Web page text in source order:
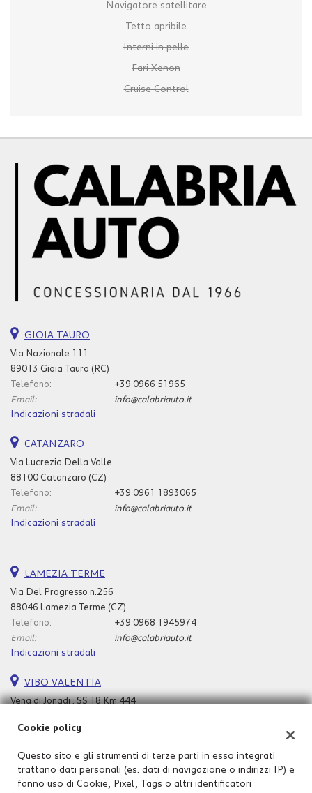
Navigatore satellitare
Tetto apribile
Interni in pelle
Fari Xenon
Cruise Control
GIOIA TAURO
Via Nazionale 111
89013 Gioia Tauro (RC)
Telefono:
+39 0966 51965
Email:
info@calabriauto.it
Indicazioni stradali
CATANZARO
Via Lucrezia Della Valle
88100 Catanzaro (CZ)
Telefono:
+39 0961 1893065
Email:
info@calabriauto.it
Indicazioni stradali
LAMEZIA TERME
Via Del Progresso n.256
88046 Lamezia Terme (CZ)
Telefono:
+39 0968 1945974
Email:
info@calabriauto.it
Indicazioni stradali
VIBO VALENTIA
Vena di Jonadi , SS 18 Km 444
Telefono:
Indicazioni stradali
Cookie policy
Questo sito e gli strumenti di terze parti in esso integrati
trattano dati personali (es. dati di navigazione o indirizzi IP) e
fanno uso di Cookie, Pixel, Tags o altri identificatori